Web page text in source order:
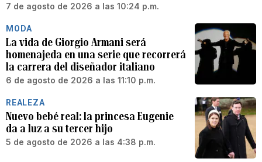
7 de agosto de 2026 a las 10:24 p.m.
MODA
La vida de Giorgio Armani será
homenajeda en una serie que recorrerá
la carrera del diseñador italiano
6 de agosto de 2026 a las 11:10 p.m.
REALEZA
Nuevo bebé real: la princesa Eugenie
da a luz a su tercer hijo
5 de agosto de 2026 a las 4:38 p.m.